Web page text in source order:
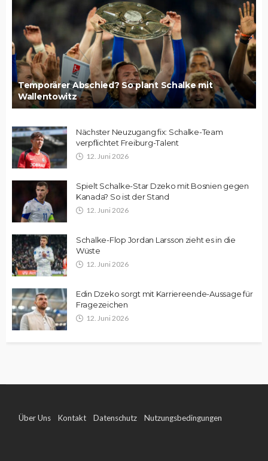
Temporärer Abschied? So plant Schalke mit
Wallentowitz
Nächster Neuzugang fix: Schalke-Team
verpflichtet Freiburg-Talent
12. Juni 2026
Spielt Schalke-Star Dzeko mit Bosnien gegen
Kanada? So ist der Stand
12. Juni 2026
Schalke-Flop Jordan Larsson zieht es in die
Wüste
12. Juni 2026
Edin Dzeko sorgt mit Karriereende-Aussage für
Fragezeichen
12. Juni 2026
Über Uns Kontakt Datenschutz Nutzungsbedingungen